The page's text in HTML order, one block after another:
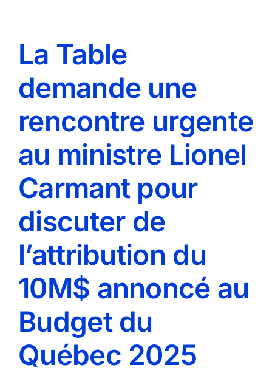
La Table
demande une
rencontre urgente
au ministre Lionel
Carmant pour
discuter de
l’attribution du
10M$ annoncé au
Budget du
Québec 2025